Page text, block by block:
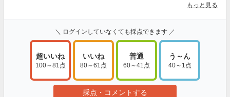
もっと見る
＼ ログインしていなくても採点できます ／
超いいね
100～81点
いいね
80～61点
普通
60～41点
う～ん
40～1点
採点・コメントする